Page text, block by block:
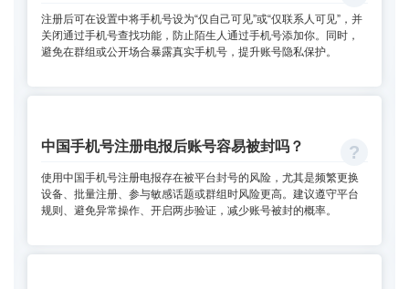
注册后可在设置中将手机号设为“仅自己可见”或“仅联系人可见”，并
关闭通过手机号查找功能，防止陌生人通过手机号添加你。同时，
避免在群组或公开场合暴露真实手机号，提升账号隐私保护。
中国手机号注册电报后账号容易被封吗？
使用中国手机号注册电报存在被平台封号的风险，尤其是频繁更换
设备、批量注册、参与敏感话题或群组时风险更高。建议遵守平台
规则、避免异常操作、开启两步验证，减少账号被封的概率。